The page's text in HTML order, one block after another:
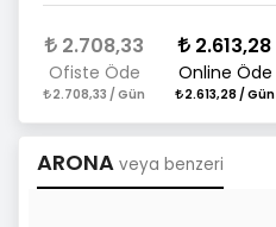
2.708,33
Ofiste Öde
2.708,33 / Gün
2.613,28
Online Öde
2.613,28 / Gün
ARONA veya benzeri